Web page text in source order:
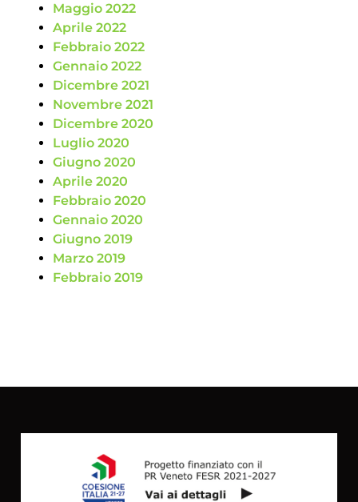
Maggio 2022
Aprile 2022
Febbraio 2022
Gennaio 2022
Dicembre 2021
Novembre 2021
Dicembre 2020
Luglio 2020
Giugno 2020
Aprile 2020
Febbraio 2020
Gennaio 2020
Giugno 2019
Marzo 2019
Febbraio 2019